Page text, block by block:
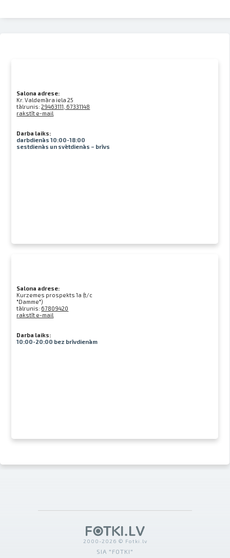
Salona adrese:
Kr. Valdemāra iela 25
tālrunis:29463111, 67331148
rakstīt e-mail
Darba laiks:
darbdienās 10:00-18:00
sestdienās un svētdienās – brīvs
Salona adrese:
Kurzemes prospekts 1a (t/c
"Damme")
tālrunis: 67809420
rakstīt e-mail
Darba laiks:
10:00-20:00 bez brīvdienām
2000-2026 © Fotki.lv
SIA "FOTKI"